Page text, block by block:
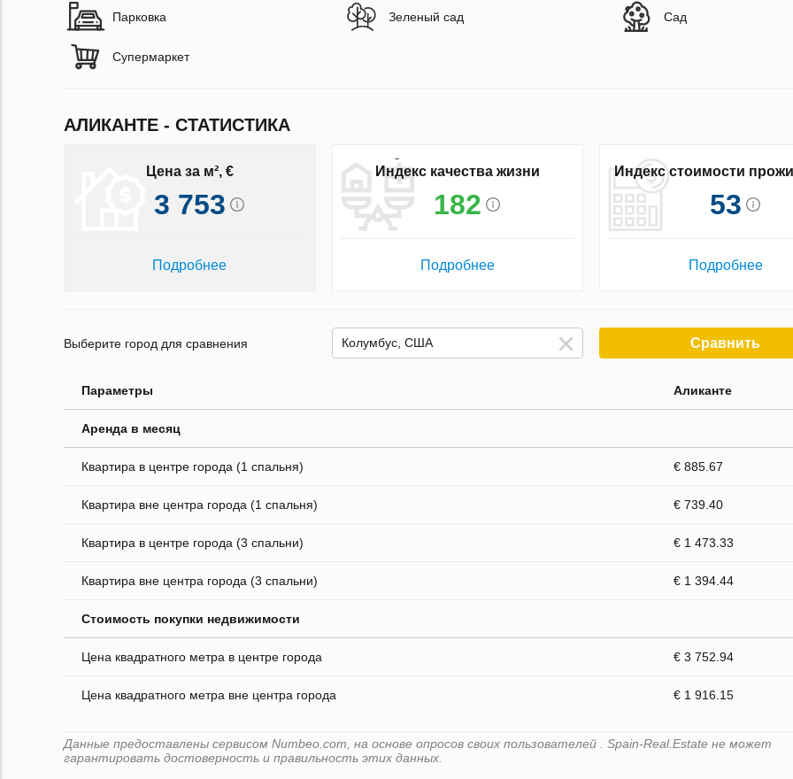
Парковка Зеленый сад Сад
Супермаркет
АЛИКАНТЕ - СТАТИСТИКА
Цена за м², €
3 753
Подробнее
Индекс качества жизни
182
Подробнее
Индекс стоимости
53
Подробнее
Выберите город для сравнения Сравнить
Параметры Аликанте
Аренда в месяц
Квартира в центре города (1 спальня) € 885.67
Квартира вне центра города (1 спальня) € 739.40
Квартира в центре города (3 спальни) € 1 473.33
Квартира вне центра города (3 спальни) € 1 394.44
Стоимость покупки недвижимости
Цена квадратного метра в центре города € 3 752.94
Цена квадратного метра вне центра города € 1 916.15
Данные предоставлены сервисом Numbeo.com, на основе опросов своих пользователей . Spain-Real.Estate не может
гарантировать достоверность и правильность этих данных.